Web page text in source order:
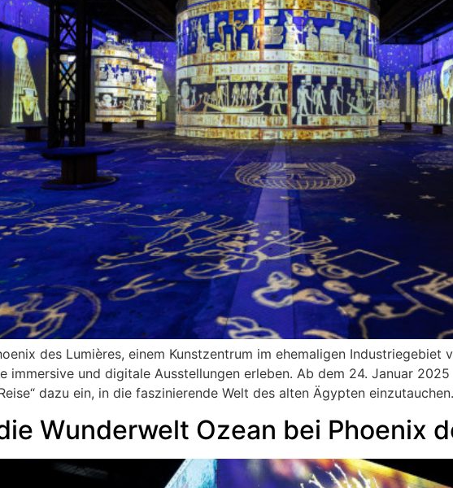
des Lumières, einem Kunstzentrum im ehemaligen
immersive und digitale Ausstellungen erleben. Ab dem 24. Januar
dazu ein, in die faszinierende Welt des alten Ägypten einzutauchen.
Wunderwelt Ozean bei Phoenix